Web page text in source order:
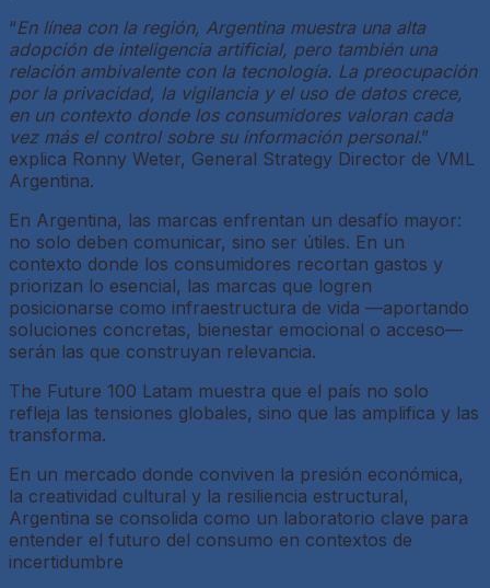
“En línea con la región, Argentina muestra una alta
adopción de inteligencia artificial, pero también una
relación ambivalente con la tecnología. La preocupación
por la privacidad, la vigilancia y el uso de datos crece,
en un contexto donde los consumidores valoran cada
vez más el control sobre su información personal.”
explica Ronny Weter, General Strategy Director de VML
Argentina.
En Argentina, las marcas enfrentan un desafío mayor:
no solo deben comunicar, sino ser útiles. En un
contexto donde los consumidores recortan gastos y
priorizan lo esencial, las marcas que logren
posicionarse como infraestructura de vida —aportando
soluciones concretas, bienestar emocional o acceso—
serán las que construyan relevancia.
The Future 100 Latam muestra que el país no solo
refleja las tensiones globales, sino que las amplifica y las
transforma.
En un mercado donde conviven la presión económica,
la creatividad cultural y la resiliencia estructural,
Argentina se consolida como un laboratorio clave para
entender el futuro del consumo en contextos de
incertidumbre